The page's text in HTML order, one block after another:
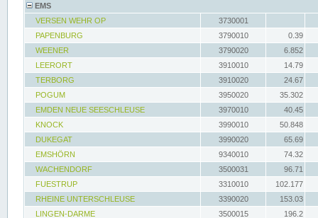
EMS
VERSEN WEHR OP
3730001
PAPENBURG
3790010
0.39
WEENER
3790020
6.852
LEERORT
3910010
14.79
TERBORG
3910020
24.67
POGUM
3950020
35.302
EMDEN NEUE SEESCHLEUSE
3970010
40.45
KNOCK
3990010
50.848
DUKEGAT
3990020
65.69
EMSHÖRN
9340010
74.32
WACHENDORF
3500031
96.71
FUESTRUP
3310010
102.177
RHEINE UNTERSCHLEUSE
3390020
153.03
LINGEN-DARME
3500015
196.2